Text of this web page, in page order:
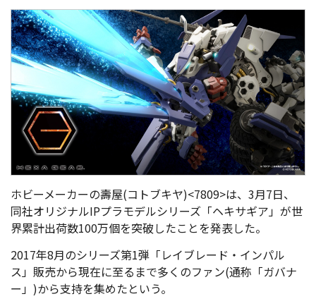
ホビーメーカーの壽屋(コトブキヤ)<7809>は、3月7日、
同社オリジナルIPプラモデルシリーズ「ヘキサギア」が世
界累計出荷数100万個を突破したことを発表した。
2017年8月のシリーズ第1弾「レイブレード・インパル
ス」販売から現在に至るまで多くのファン(通称「ガバナ
ー」)から支持を集めたという。